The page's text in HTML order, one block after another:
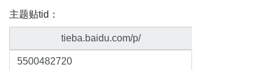
主题贴tid：
tieba.baidu.com/p/